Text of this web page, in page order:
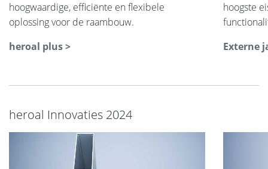
hoogwaardige, efficiënte en flexibele
oplossing voor de raambouw.
heroal plus >
hoogste
Externe
heroal Innovaties 2024